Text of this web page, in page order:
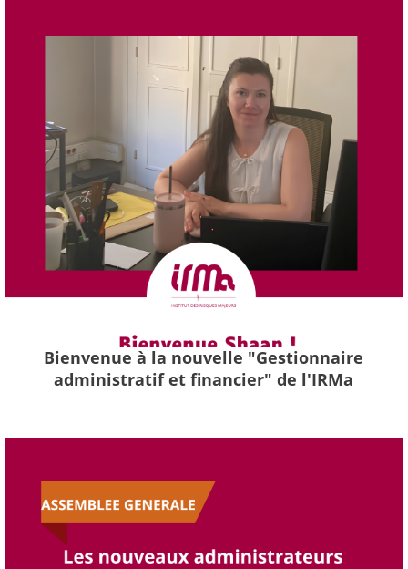
Bienvenue à la nouvelle "Gestionnaire
administratif et financier" de l'IRMa